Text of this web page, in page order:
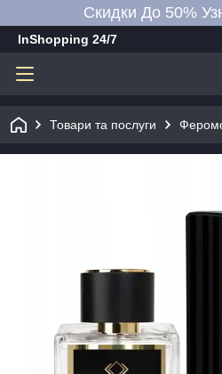
Скидки До 50%
InShopping 24/7
Товари та послуги